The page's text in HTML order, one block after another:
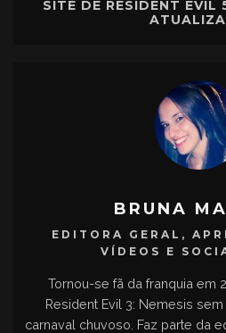
SITE DE RESIDENT EVIL
BRUNA
EDITORA GERAL,
VÍDEOS E
Tornou-se fã da franquia em
Resident Evil 3: Nemesis
carnaval chuvoso. Faz parte da